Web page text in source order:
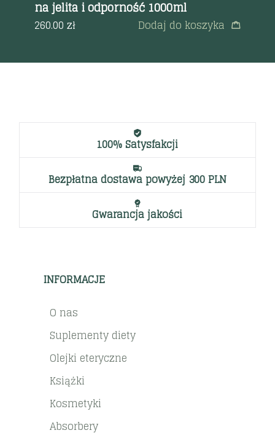
na jelita i odporność 1000ml
260.00zł Dodaj do koszyka
100% Satysfakcji
Bezpłatna dostawa powyżej 300 PLN
Gwarancja jakości
INFORMACJE
O nas
Suplementy diety
Olejki eteryczne
Książki
Kosmetyki
Absorbery